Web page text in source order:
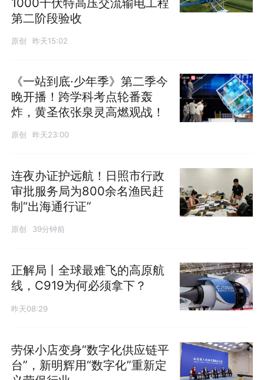
第二阶段验收
原创 昨天15:02
《一站到底·少年季》第二季今
晚开播！跨学科考点轮番轰
炸，黄圣依张泉灵高燃观战！
原创 昨天23:00
连夜办证护远航！日照市行政
审批服务局为800余名渔民赶
制“出海通行证”
原创 39分钟前
正解局丨全球最难飞的高原航
线，C919为何必须拿下？
昨天08:29
劳保小店变身“数字化供应链平
台”，新明辉用“数字化”重新定